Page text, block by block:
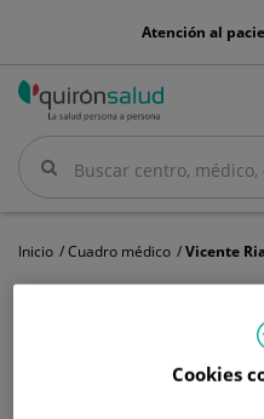
menu-
Atención al
Buscar
Buscar
Inicio Cuadro médico Vicente
Cookies